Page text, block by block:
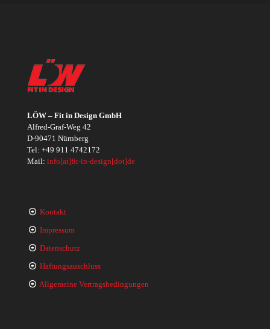
LÖW – Fit in Design GmbH
Alfred-Graf-Weg 42
D-90471 Nürnberg
Tel: +49 911 4742172
Mail: info[at]fit-in-design[dot]de
Kontakt
Impressum
Datenschutz
Haftungsauschluss
Allgemeine Vertragsbedingungen